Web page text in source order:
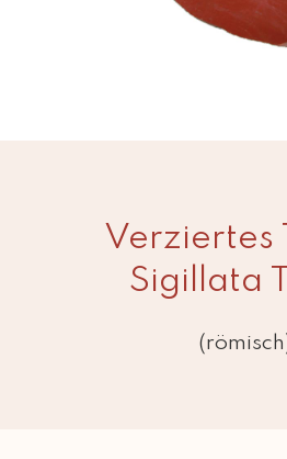
Verziertes
Sigillata